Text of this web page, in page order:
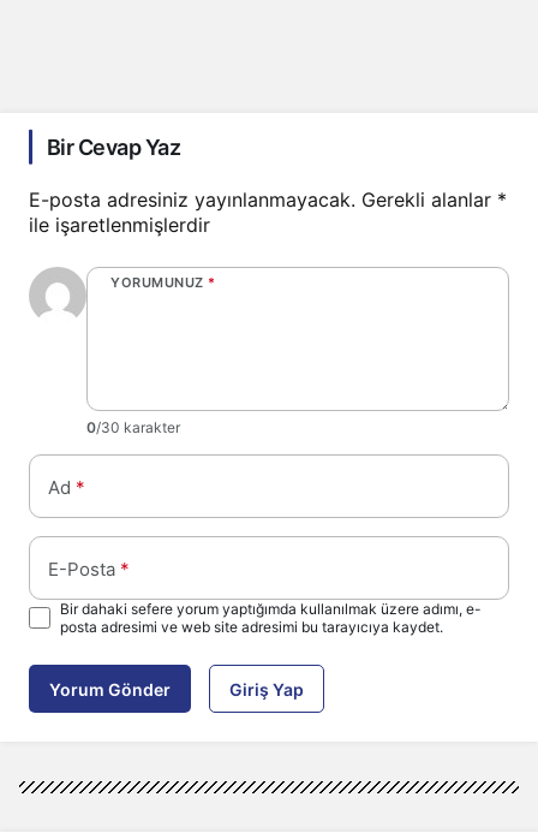
Bir Cevap Yaz
E-posta adresiniz yayınlanmayacak. Gerekli alanlar *
ile işaretlenmişlerdir
YORUMUNUZ *
0/30 karakter
Ad *
E-Posta *
Bir dahaki sefere yorum yaptığımda kullanılmak üzere adımı, e-
posta adresimi ve web site adresimi bu tarayıcıya kaydet.
Yorum Gönder Giriş Yap